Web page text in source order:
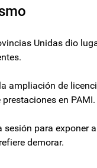
Unidas dio
ampliación de
en PAMI.
para exponer
demorar.